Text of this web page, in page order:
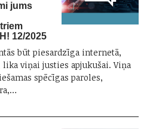
jums
12/2025
būt piesardzīga internetā,
viņai justies apjukušai. Viņa
spēcīgas paroles,